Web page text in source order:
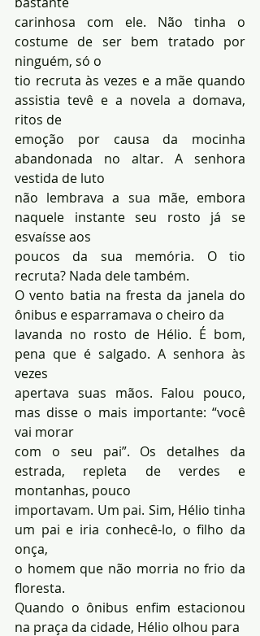
carinhosa com ele. Não tinha o
costume de ser bem tratado por
ninguém, só o
tio recruta às vezes e a mãe quando
assistia tevê e a novela a domava,
ritos de
emoção por causa da mocinha
abandonada no altar. A senhora
vestida de luto
não lembrava a sua mãe, embora
naquele instante seu rosto já se
esvaísse aos
poucos da sua memória. O tio
recruta? Nada dele também.
O vento batia na fresta da janela do
ônibus e esparramava o cheiro da
lavanda no rosto de Hélio. É bom,
pena que é salgado. A senhora às
vezes
apertava suas mãos. Falou pouco,
mas disse o mais importante: “você
vai morar
com o seu pai”. Os detalhes da
estrada, repleta de verdes e
montanhas, pouco
importavam. Um pai. Sim, Hélio tinha
um pai e iria conhecê-lo, o filho da
onça,
o homem que não morria no frio da
floresta.
Quando o ônibus enfim estacionou
na praça da cidade, Hélio olhou para